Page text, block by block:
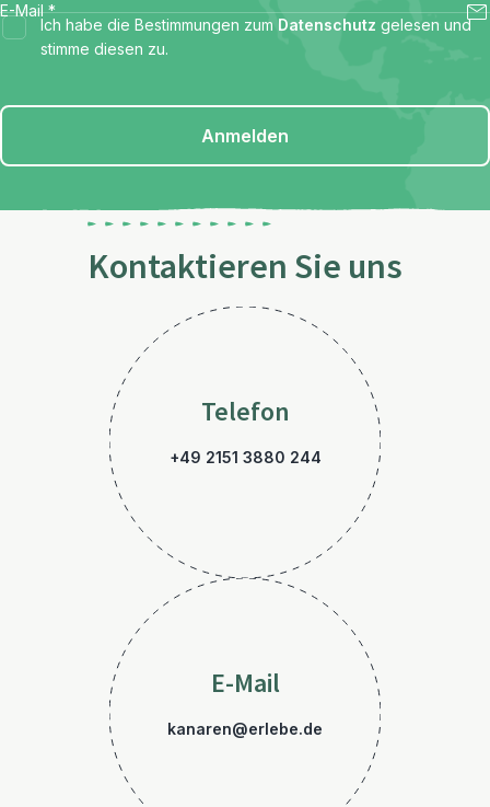
E-Mail *
Ich habe die Bestimmungen zum Datenschutz gelesen und
stimme diesen zu.
Anmelden
Kontaktieren Sie uns
Telefon
+49 2151 3880 244
E-Mail
kanaren@erlebe.de